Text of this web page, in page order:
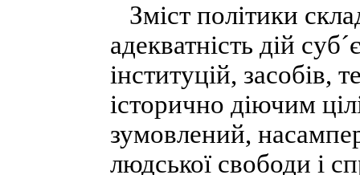
Зміст політики
адекватність дій
інституцій, засобів,
історично діючим
зумовлений,
людської свободи і